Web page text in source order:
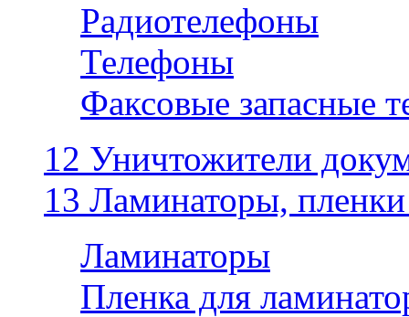
Радиотелефоны
Телефоны
Факсовые запасные
12 Уничтожители
13 Ламинаторы,
Ламинаторы
Пленка для